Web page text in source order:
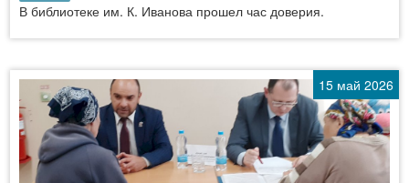
В библиотеке им. К. Иванова прошел час доверия.
15 май 2026